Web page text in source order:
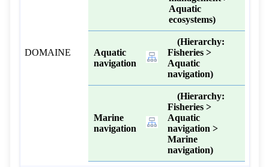
DOMAINE
Aquatic
ecosystems)
Aquatic
navigation
(Hierarchy:
Fisheries >
Aquatic
navigation)
Marine
navigation
(Hierarchy:
Fisheries >
Aquatic
navigation >
Marine
navigation)